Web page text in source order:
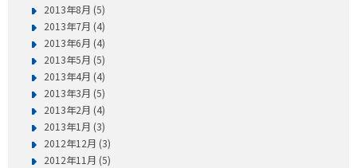
2013年8月 (5)
2013年7月 (4)
2013年6月 (4)
2013年5月 (5)
2013年4月 (4)
2013年3月 (5)
2013年2月 (4)
2013年1月 (3)
2012年12月 (3)
2012年11月 (5)